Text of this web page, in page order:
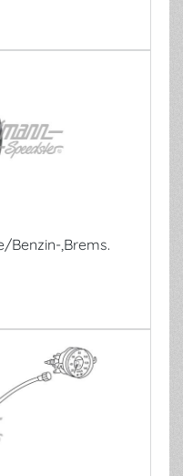
Benzin-,Brems.